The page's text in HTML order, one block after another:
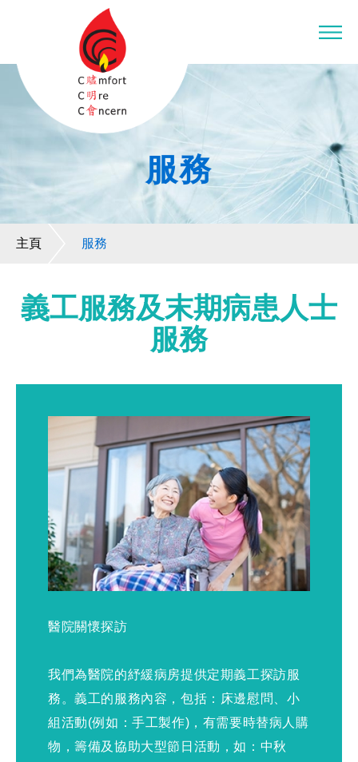
服務
主頁 服務
義工服務及末期病患人士
服務
醫院關懷探訪
我們為醫院的紓緩病房提供定期義工探訪服
務。義工的服務內容，包括：床邊慰問、小
組活動(例如：手工製作)，有需要時替病人購
物，籌備及協助大型節日活動，如：中秋